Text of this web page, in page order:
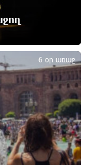
սահմանել. 303
է
1 օր առաջ
է
սարք
1 օր առաջ
6 օր առաջ